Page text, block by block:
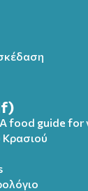
food guide for
Κρασιού